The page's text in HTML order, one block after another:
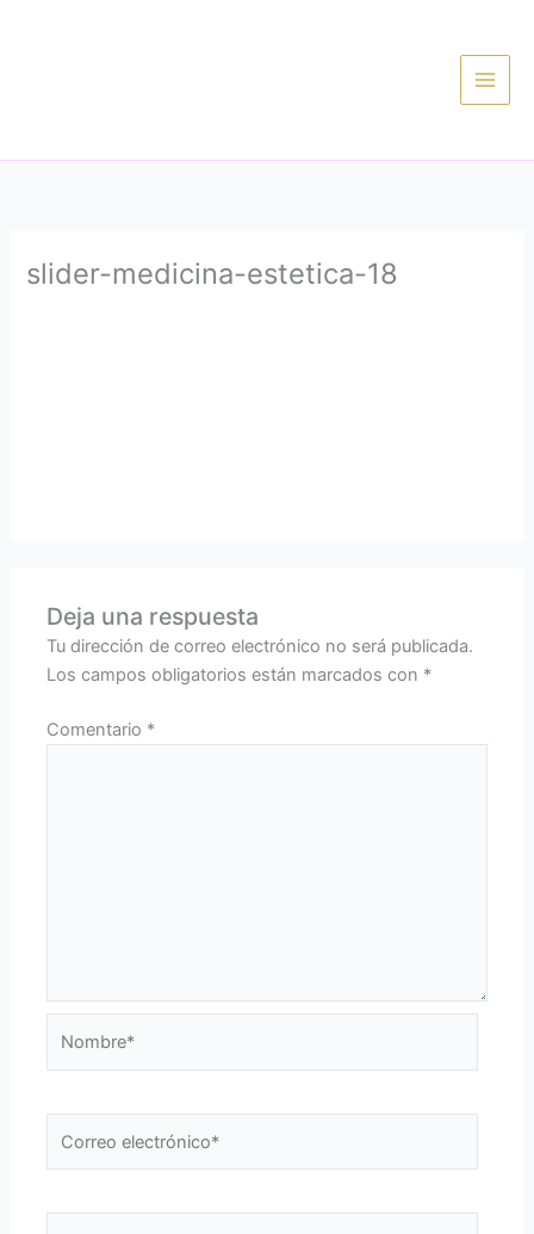
slider-medicina-estetica-18
Deja una respuesta
Tu dirección de correo electrónico no será publicada.
Los campos obligatorios están marcados con *
Comentario *
electrónico*